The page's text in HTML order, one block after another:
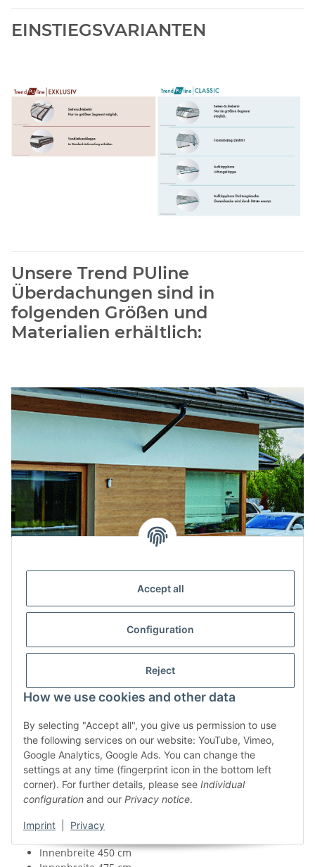
Accept all
Configuration
Reject
How we use cookies and other data
By selecting "Accept all", you give us permission to use
the following services on our website: YouTube, Vimeo,
Google Analytics, Google Ads. You can change the
settings at any time (fingerprint icon in the bottom left
corner). For further details, please see Individual
configuration and our Privacy notice.
Imprint Privacy
EINSTIEGSVARIANTEN
Unsere Trend PUline
Überdachungen sind in
folgenden Größen und
Materialien erhältlich:
Innenbreite
Innenbreite 300 cm
Innenbreite 325 cm
Innenbreite 350 cm
Innenbreite 375 cm
Innenbreite 400 cm
Innenbreite 450 cm